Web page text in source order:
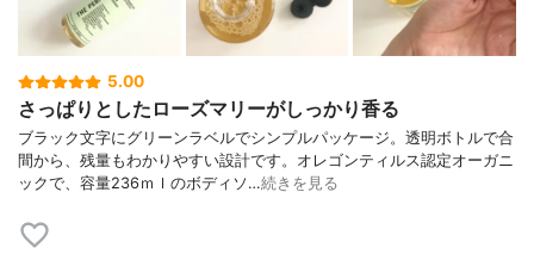
5.00
さっぱりとしたローズマリーがしっかり香る
ブラック文字にグリーンラベルでシンプルパッケージ。透明ボトルで合
間から、残量もわかりやすい設計です。オレゴンティルス認定オーガニ
ックで、容量236ｍｌのボディソ…続きを見る